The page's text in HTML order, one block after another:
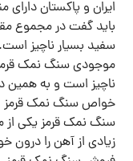
ایران و پاکستان
باید گفت در مجموع
سفید بسیار ناچیز است.
موجودی سنگ نمک
ناچیز است و به
خواص سنگ نمک قرمز
سنگ نمک قرمز یکی از
زیادی از آهن را درون